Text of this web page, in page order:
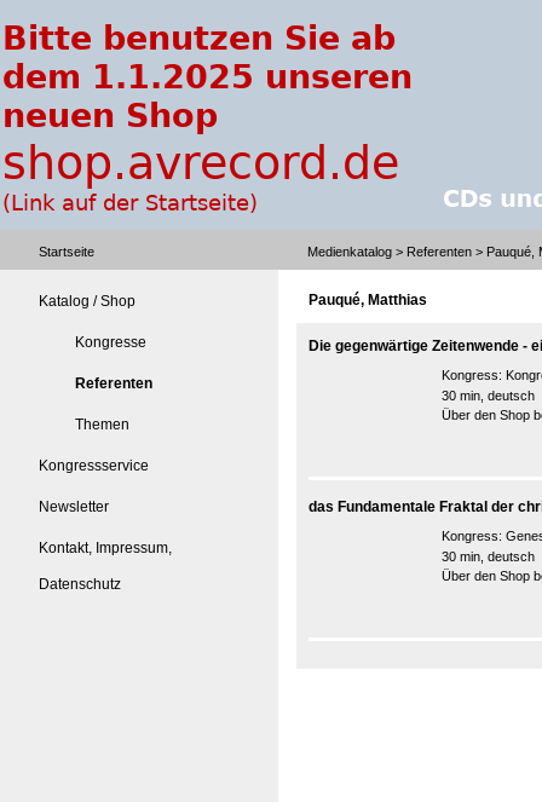
Startseite Medienkatalog > Referenten > Pauqué,
Katalog / Shop
Kongresse
Referenten
Themen
Kongressservice
Newsletter
Kontakt, Impressum,
Datenschutz
Pauqué, Matthias
Die gegenwärtige Zeitenwende -
Kongress:
30 min, deutsch
Über den Shop
das Fundamentale Fraktal der
Kongress:
30 min, deutsch
Über den Shop